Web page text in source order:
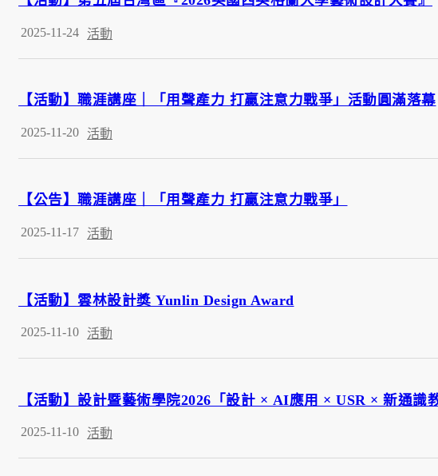
2025-11-24 活動
【活動】職涯講座｜「用聲產力 打贏注意力戰爭」活動圓滿落幕
2025-11-20 活動
【公告】職涯講座｜「用聲產力 打贏注意力戰爭」
2025-11-17 活動
【活動】雲林設計獎 Yunlin Design Award
2025-11-10 活動
【活動】設計暨藝術學院2026「設計 × AI應用 × USR × 新通識
2025-11-10 活動